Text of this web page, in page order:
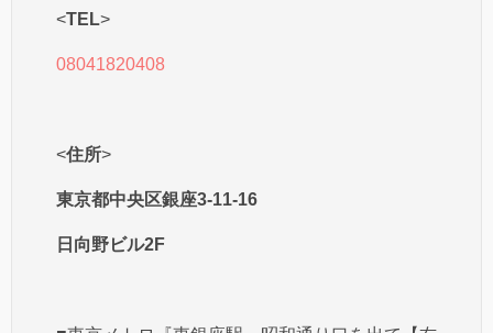
<TEL>
08041820408
<住所>
東京都中央区銀座3-11-16
日向野ビル2F